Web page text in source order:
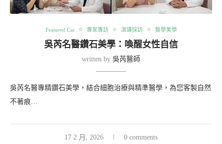
Featured Cat 專家專訪 演講採訪 醫學美學
吳芮名醫鑽石美學：喚醒女性自信
written by 吳芮醫師
吳芮名醫專精鑽石美學，結合細胞治療與精準醫學，為您客製自然
不著痕…
17 2 月, 2026 0 comments